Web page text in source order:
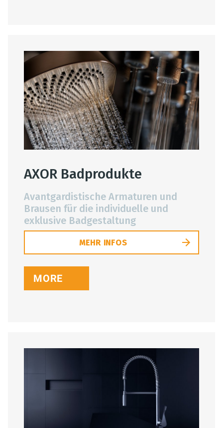
AXOR Badprodukte
Avantgardistische Armaturen und
Brausen für die individuelle und
exklusive Badgestaltung
MEHR INFOS
MORE